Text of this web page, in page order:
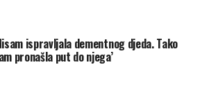
ispravljala dementnog djeda. Tako
pronašla put do njega’